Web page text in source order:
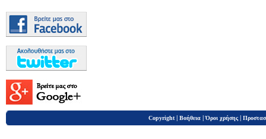
Copyright | Βοήθεια |Όροι χρήσης |